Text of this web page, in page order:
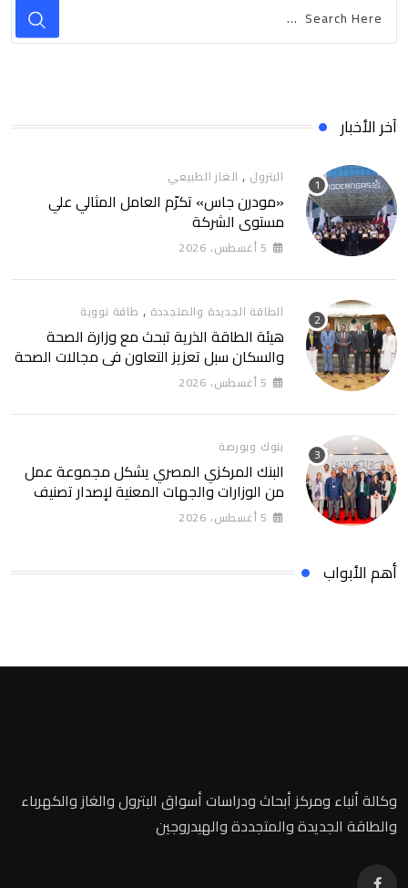
آخر الأخبار
البترول , الغاز الطبيعي
«مودرن جاس» تكرّم العامل المثالي علي
مستوي الشركة
5 أغسطس، 2026
الطاقة الجديدة والمتجددة , طاقة نووية
هيئة الطاقة الذرية تبحث مع وزارة الصحة
والسكان سبل تعزيز التعاون في مجالات الصحة
والعلاج الإشعاعي
5 أغسطس، 2026
بنوك وبورصة
البنك المركزي المصري يشكل مجموعة عمل
من الوزارات والجهات المعنية لإصدار تصنيف
التمويل المستدام التصنيف يساهم في تعزيز
ثقة المستثمرين وخلق بيئة أكثر جاذبية
5 أغسطس، 2026
أهم الأبواب
وكالة أنباء ومركز أبحاث ودراسات أسواق البترول والغاز والكهرباء
والطاقة الجديدة والمتجددة والهيدروجين